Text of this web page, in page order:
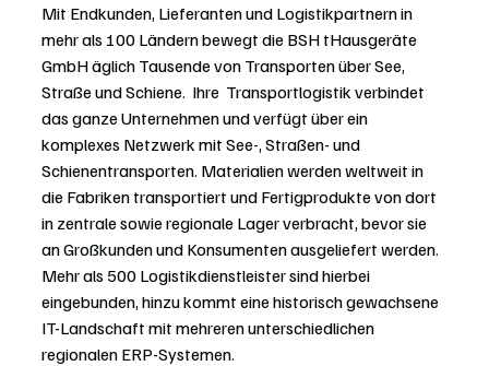
Mit Endkunden, Lieferanten und Logistikpartnern in
mehr als 100 Ländern bewegt die BSH tHausgeräte
GmbH äglich Tausende von Transporten über See,
Straße und Schiene.  Ihre  Transportlogistik verbindet
das ganze Unternehmen und verfügt über ein
komplexes Netzwerk mit See-, Straßen- und
Schienentransporten. Materialien werden weltweit in
die Fabriken transportiert und Fertigprodukte von dort
in zentrale sowie regionale Lager verbracht, bevor sie
an Großkunden und Konsumenten ausgeliefert werden.
Mehr als 500 Logistikdienstleister sind hierbei
eingebunden, hinzu kommt eine historisch gewachsene
IT-Landschaft mit mehreren unterschiedlichen
regionalen ERP-Systemen.